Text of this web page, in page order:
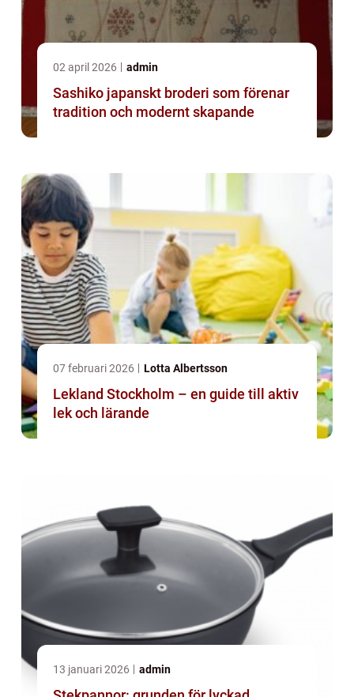
02 april 2026 admin
Sashiko japanskt broderi som förenar
tradition och modernt skapande
07 februari 2026 Lotta Albertsson
Lekland Stockholm – en guide till aktiv
lek och lärande
13 januari 2026 admin